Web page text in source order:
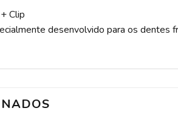
Clip
desenvolvido para os dentes